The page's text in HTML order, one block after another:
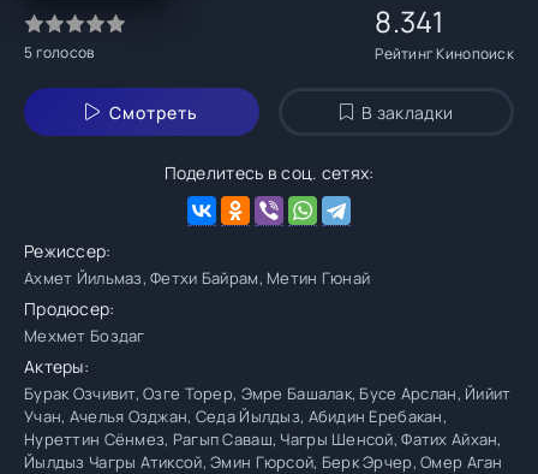
5голосов
8.341
Рейтинг Кинопоиск
Смотреть В закладки
Поделитесь в соц. сетях:
Режиссер:
Ахмет Йильмаз, Фетхи Байрам, Метин Гюнай
Продюсер:
Мехмет Боздаг
Актеры:
Бурак Озчивит, Озге Торер, Эмре Башалак, Бусе Арслан, Йийит
Учан, Ачелья Озджан, Седа Йылдыз, Абидин Еребакан,
Нуреттин Сёнмез, Рагып Саваш, Чагры Шенсой, Фатих Айхан,
Йылдыз Чагры Атиксой, Эмин Гюрсой, Берк Эрчер, Омер Аган